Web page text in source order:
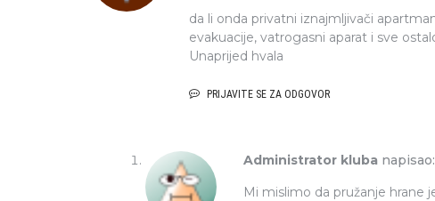
da li onda privatni iznajmljivači
evakuacije, vatrogasni aparat i sve
Unaprijed hvala
PRIJAVITE SE ZA ODGOVOR
Administrator kluba napisao:
Mi mislimo da pružanje hrane